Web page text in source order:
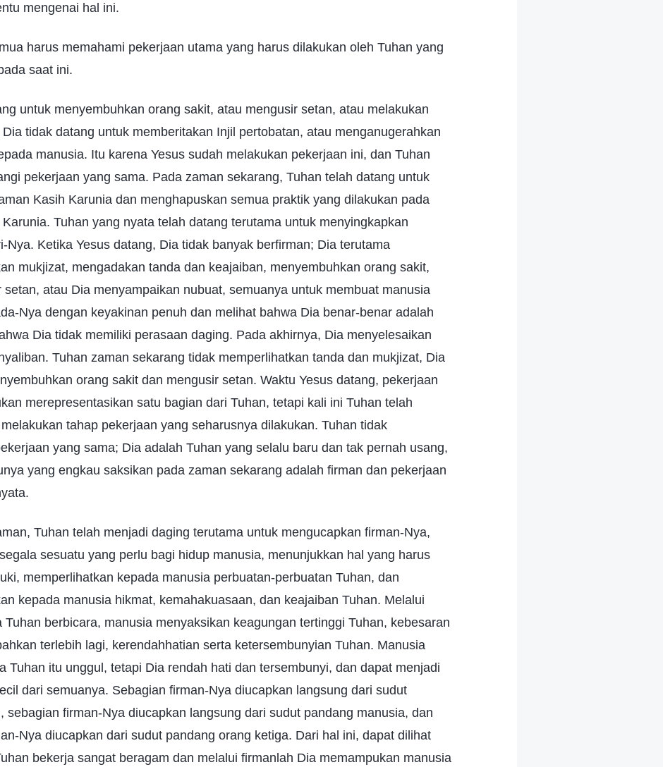
mengenai hal ini.
harus memahami pekerjaan utama yang harus dilakukan oleh Tuhan yang
saat ini.
untuk menyembuhkan orang sakit, atau mengusir setan, atau melakukan
tidak datang untuk memberitakan Injil pertobatan, atau menganugerahkan
manusia. Itu karena Yesus sudah melakukan pekerjaan ini, dan Tuhan
pekerjaan yang sama. Pada zaman sekarang, Tuhan telah datang untuk
Kasih Karunia dan menghapuskan semua praktik yang dilakukan pada
Tuhan yang nyata telah datang terutama untuk menyingkapkan
Nya. Ketika Yesus datang, Dia tidak banyak berfirman; Dia terutama
mukjizat, mengadakan tanda dan keajaiban, menyembuhkan orang sakit,
setan, atau Dia menyampaikan nubuat, semuanya untuk membuat manusia
Nya dengan keyakinan penuh dan melihat bahwa Dia benar-benar adalah
Dia tidak memiliki perasaan daging. Pada akhirnya, Dia menyelesaikan
Tuhan zaman sekarang tidak memperlihatkan tanda dan mukjizat, Dia
orang sakit dan mengusir setan. Waktu Yesus datang, pekerjaan
merepresentasikan satu bagian dari Tuhan, tetapi kali ini Tuhan telah
tahap pekerjaan yang seharusnya dilakukan. Tuhan tidak
yang sama; Dia adalah Tuhan yang selalu baru dan tak pernah usang,
yang engkau saksikan pada zaman sekarang adalah firman dan pekerjaan
Tuhan telah menjadi daging terutama untuk mengucapkan firman-Nya,
sesuatu yang perlu bagi hidup manusia, menunjukkan hal yang harus
memperlihatkan kepada manusia perbuatan-perbuatan Tuhan, dan
kepada manusia hikmat, kemahakuasaan, dan keajaiban Tuhan. Melalui
Tuhan berbicara, manusia menyaksikan keagungan tertinggi Tuhan, kebesaran
terlebih lagi, kerendahhatian serta ketersembunyian Tuhan. Manusia
Tuhan itu unggul, tetapi Dia rendah hati dan tersembunyi, dan dapat menjadi
dari semuanya. Sebagian firman-Nya diucapkan langsung dari sudut
sebagian firman-Nya diucapkan langsung dari sudut pandang manusia, dan
Nya diucapkan dari sudut pandang orang ketiga. Dari hal ini, dapat dilihat
bekerja sangat beragam dan melalui firmanlah Dia memampukan manusia